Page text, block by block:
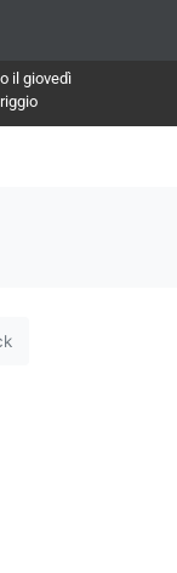
il giovedì